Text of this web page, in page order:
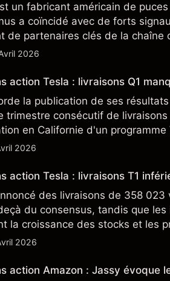
un fabricant américain de
a coïncidé avec de forts
de partenaires clés de la chaîne
TSMC et ASML. Les
2026
action Tesla : livraisons Q1
la publication de ses
trimestre consécutif de
en Californie d'un
nouveau développement à son
2026
action Tesla : livraisons T1
des livraisons de 358 023
du consensus, tandis que
la croissance des stocks et les
dont un nouveau SUV.
2026
action Amazon : Jassy évoque